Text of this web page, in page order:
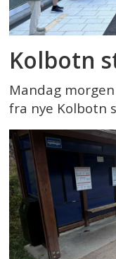
Kolbotn
Mandag
fra nye Kolbotn